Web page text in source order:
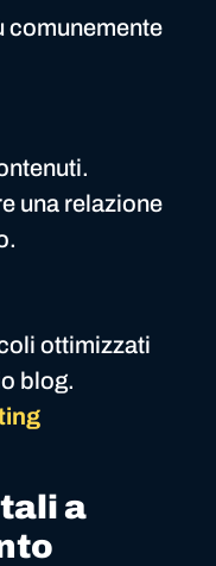
comunemente
una relazione
ottimizzati
blog.
a